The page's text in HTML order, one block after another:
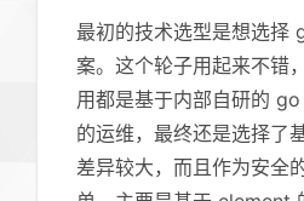
最初的技术选型是想选择
案。这个轮子用起来不错
用都是基于内部自研的
的运维，最终还是选择了
差异较大，而且作为安全